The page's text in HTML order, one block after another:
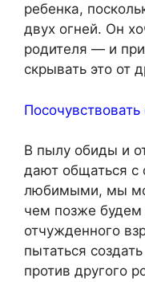
ребенка,
двух огней. Он
родителя — и
скрывать это от
В пылу обиды и
дают общаться
любимыми, мы
чем позже
отчужденного
пытаться
против другого